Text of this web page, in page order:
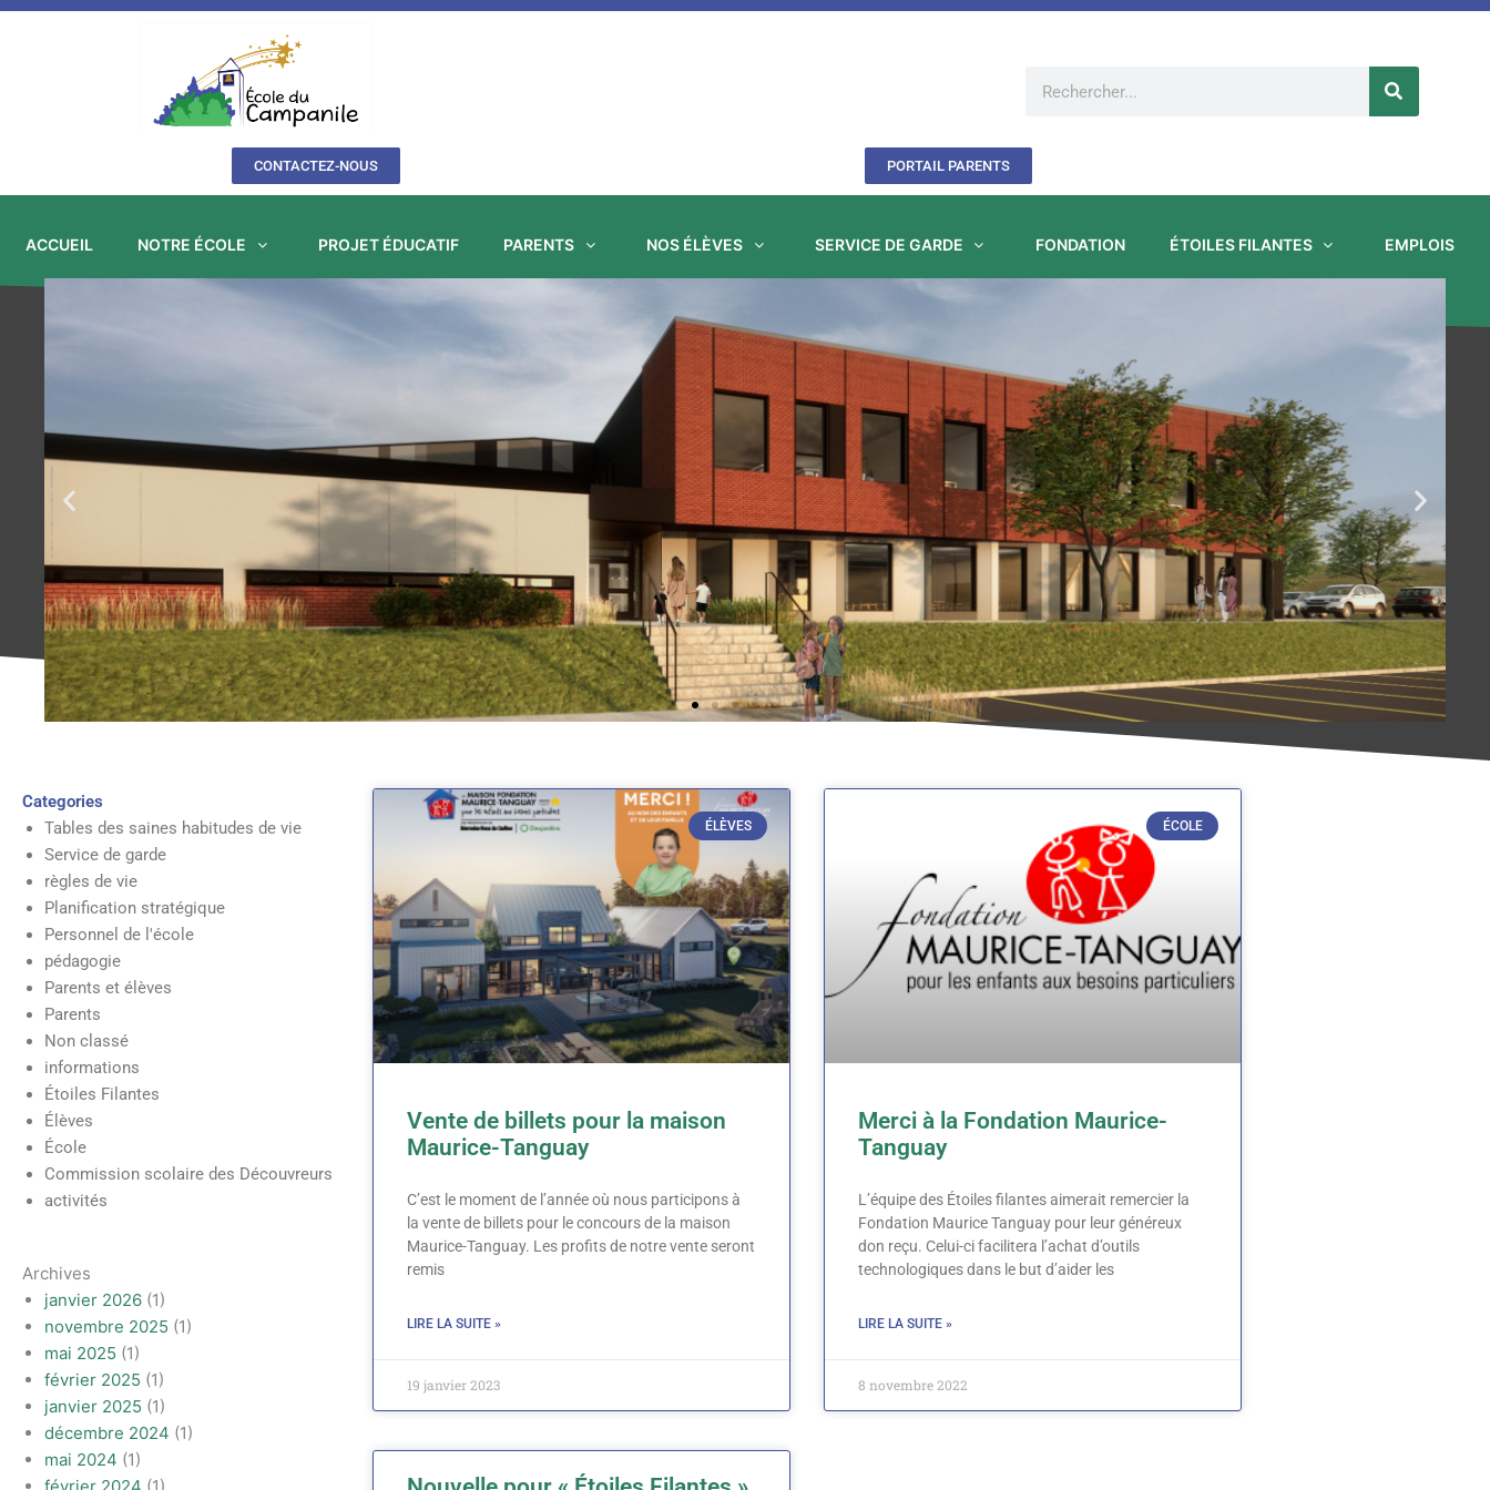
Aller
CONTACTEZ-NOUS PORTAIL PARENTS
ACCUEIL NOTRE ÉCOLE PROJET ÉDUCATIF PARENTS NOS ÉLÈVES SERVICE DE GARDE FONDATION ÉTOILES FILANTES EMPLOIS
Categories
Tables des saines habitudes de vie
Service de garde
règles de vie
Planification stratégique
Personnel de l'école
pédagogie
Parents et élèves
Parents
Non classé
informations
Étoiles Filantes
Élèves
École
Commission scolaire des Découvreurs
activités
Archives
janvier 2026 (1)
novembre 2025 (1)
mai 2025 (1)
février 2025 (1)
janvier 2025 (1)
décembre 2024 (1)
mai 2024 (1)
ÉLÈVES
Vente de billets pour la maison
Maurice-Tanguay
C’est le moment de l’année où nous participons à
la vente de billets pour le concours de la maison
Maurice-Tanguay. Les profits de notre vente seront
remis
LIRE LA SUITE »
19 janvier 2023
ÉCOLE
Merci à la Fondation Maurice-
Tanguay
L’équipe des Étoiles filantes aimerait remercier la
Fondation Maurice Tanguay pour leur généreux
don reçu. Celui-ci facilitera l’achat d’outils
technologiques dans le but d’aider les
LIRE LA SUITE »
8 novembre 2022